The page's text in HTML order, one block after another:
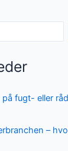
fugt- eller
–